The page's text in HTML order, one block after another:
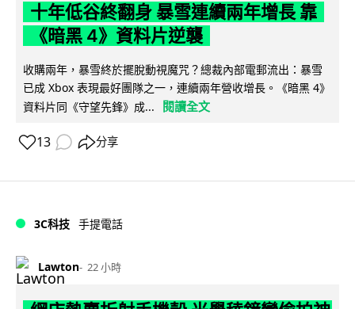
十年低谷終翻身 暴雪連續兩年增長 靠
《暗黑 4》資料片逆襲
收購兩年，暴雪終於擺脫動視魔咒？總裁內部電郵流出：暴雪
已成 Xbox 表現最好團隊之一，連續兩年營收增長。《暗黑 4》
資料片同《守望先鋒》成...
閱讀全文
13 分享
3C科技 手提電話
Lawton 22 小時